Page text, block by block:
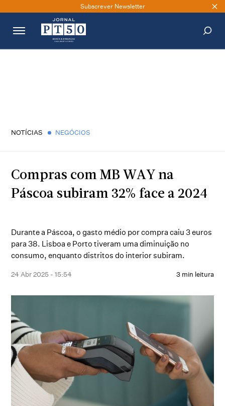
Subscrever Newsletter
NOTÍCIAS NEGÓCIOS
Compras com MB WAY na
Páscoa subiram 32% face a 2024
Durante a Páscoa, o gasto médio por compra caiu 3 euros
para 38. Lisboa e Porto tiveram uma diminuição no
consumo, enquanto distritos do interior subiram.
24 Abr 2025 - 15:54 3 min leitura